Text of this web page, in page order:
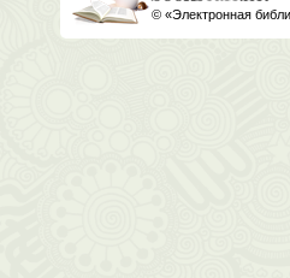
© «Электронная